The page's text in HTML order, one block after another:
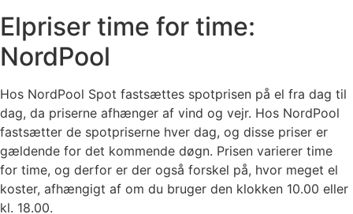
Elpriser time for time:
NordPool
Hos NordPool Spot fastsættes spotprisen på el fra dag til
dag, da priserne afhænger af vind og vejr. Hos NordPool
fastsætter de spotpriserne hver dag, og disse priser er
gældende for det kommende døgn. Prisen varierer time
for time, og derfor er der også forskel på, hvor meget el
koster, afhængigt af om du bruger den klokken 10.00 eller
kl. 18.00.